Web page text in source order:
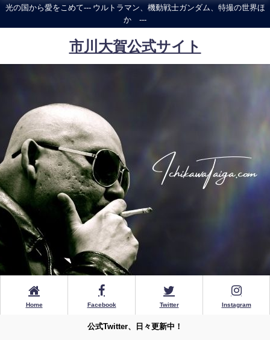
光の国から愛をこめて--- ウルトラマン、機動戦士ガンダム、特撮の世界ほ
か ---
市川大賀公式サイト
Home Facebook Twitter Instagram
公式Twitter、日々更新中！